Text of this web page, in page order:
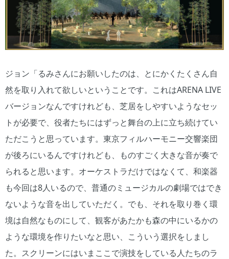
ジョン「るみさんにお願いしたのは、とにかくたくさん自
然を取り入れて欲しいということです。これはARENA LIVE
バージョンなんですけれども、芝居をしやすいようなセッ
トが必要で、役者たちにはずっと舞台の上に立ち続けてい
ただこうと思っています。東京フィルハーモニー交響楽団
が後ろにいるんですけれども、ものすごく大きな音が奏で
られると思います。オーケストラだけではなくて、和楽器
も今回は8人いるので、普通のミュージカルの劇場ではでき
ないような音を出していただく。でも、それを取り巻く環
境は自然なものにして、観客があたかも森の中にいるかの
ような環境を作りたいなと思い、こういう選択をしまし
た。スクリーンにはいまここで演技をしている人たちのラ